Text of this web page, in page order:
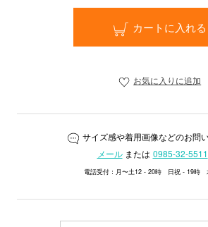
カートに入れる
お気に入りに追加
サイズ感や着用画像などのお問い
メールまたは 0985-32-5511
電話受付：月〜土12 - 20時 日祝 - 19時